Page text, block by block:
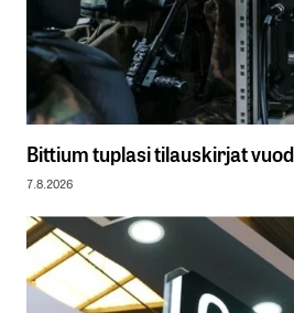
Bittium tuplasi tilauskirjat
7.8.2026